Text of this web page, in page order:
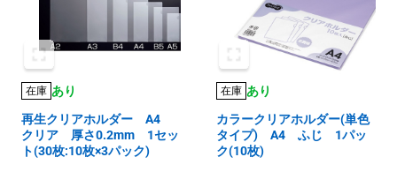
在庫 あり
再生クリアホルダー A4
クリア 厚さ0.2mm 1セッ
ト(30枚:10枚×3パック)
在庫 あり
カラークリアホルダー(単色
タイプ) A4 ふじ 1パッ
ク(10枚)